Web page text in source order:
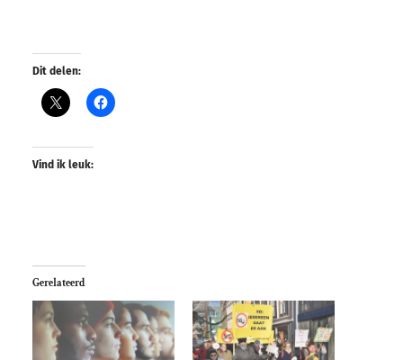
Dit delen:
Vind ik leuk:
Gerelateerd